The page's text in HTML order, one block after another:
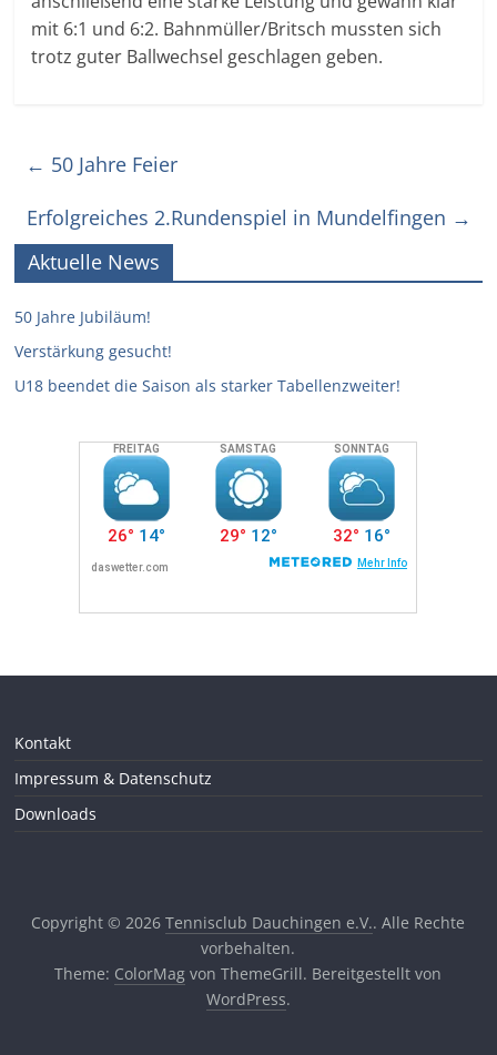
mit 6:1 und 6:2. Bahnmüller/Britsch mussten sich
trotz guter Ballwechsel geschlagen geben.
← 50 Jahre Feier
Erfolgreiches 2.Rundenspiel in Mundelfingen →
Aktuelle News
50 Jahre Jubiläum!
Verstärkung gesucht!
U18 beendet die Saison als starker Tabellenzweiter!
Kontakt
Impressum & Datenschutz
Downloads
Copyright © 2026Tennisclub Dauchingen e.V.. Alle Rechte
vorbehalten.
Theme: ColorMag von ThemeGrill. Bereitgestellt von
WordPress.